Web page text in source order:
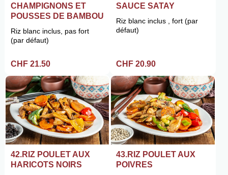
CHAMPIGNONS ET
POUSSES DE BAMBOU
Riz blanc inclus, pas fort
(par défaut)
CHF 21.50
SAUCE SATAY
Riz blanc inclus , fort (par
défaut)
CHF 20.90
42.RIZ POULET AUX
HARICOTS NOIRS
43.RIZ POULET AUX
POIVRES